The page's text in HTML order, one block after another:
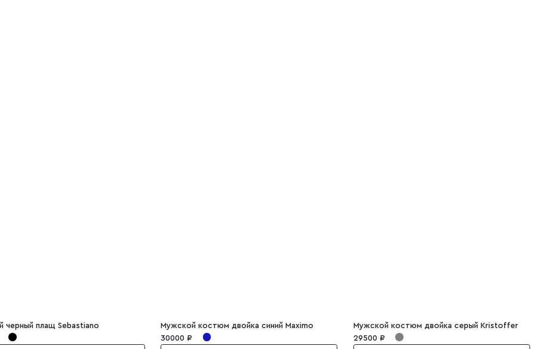
черный плащ Sebastiano
Мужской костюм двойка синий Maximo
30000 ₽
Мужской костюм двойка серый Kristoffer
29500 ₽